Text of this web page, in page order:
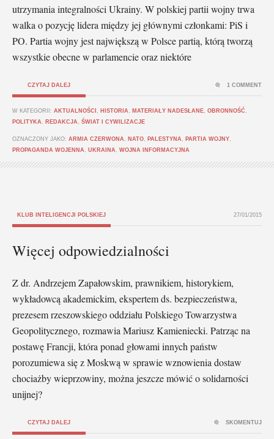
utrzymania integralności Ukrainy. W polskiej partii wojny trwa
walka o pozycję lidera między jej głównymi członkami: PiS i
PO. Partia wojny jest największą w Polsce partią, którą tworzą
wszystkie obecne w parlamencie oraz niektóre
CZYTAJ DALEJ
W KATEGORII: AKTUALNOŚCI HISTORIA MATERIAŁY NADESŁANE OBRONNOŚĆ
POLITYKA
REDAKCJA ŚWIAT I CYWILIZACJE
OZNACZONY JAKO: ARMIA CZERWONA NATO PALESTYNA PARTIA WOJNY
PROPAGANDA WOJENNA
UKRAINA WOJNA INFORMACYJNA
1 COMMENT
KLUB INTELIGENCJI POLSKIEJ 27/01/2015
Więcej odpowiedzialności
Z dr. Andrzejem Zapałowskim, prawnikiem, historykiem,
wykładowcą akademickim, ekspertem ds. bezpieczeństwa,
prezesem rzeszowskiego oddziału Polskiego Towarzystwa
Geopolitycznego, rozmawia Mariusz Kamieniecki. Patrząc na
postawę Francji, która ponad głowami innych państw
porozumiewa się z Moskwą w sprawie wznowienia dostaw
chociażby wieprzowiny, można jeszcze mówić o solidarności
unijnej?
CZYTAJ DALEJ SKOMENTUJ